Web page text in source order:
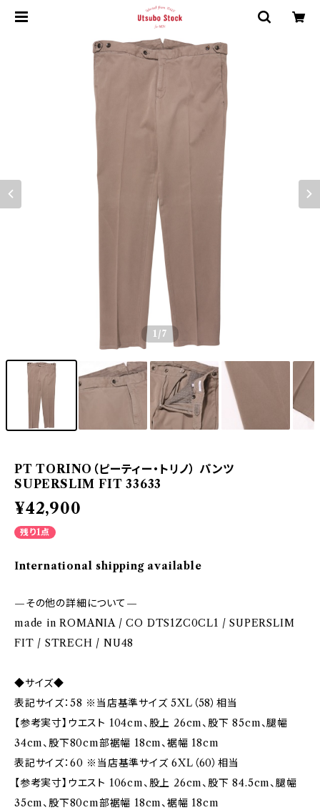
1 /7
PT TORINO（ピーティー・トリノ） パンツ
SUPERSLIM FIT 33633
¥42,900
残り1点
International shipping available
—その他の詳細について—
made in ROMANIA / CO DTS1ZC0CL1 / SUPERSLIM
FIT / STRECH / NU48
◆サイズ◆
表記サイズ：58 ※当店基準サイズ 5XL（58）相当
【参考実寸】ウエスト 104cm、股上 26cm、股下 85cm、腿幅
34cm、股下80cm部裾幅 18cm、裾幅 18cm
表記サイズ：60 ※当店基準サイズ 6XL（60）相当
【参考実寸】ウエスト 106cm、股上 26cm、股下 84.5cm、腿幅
35cm、股下80cm部裾幅 18cm、裾幅 18cm